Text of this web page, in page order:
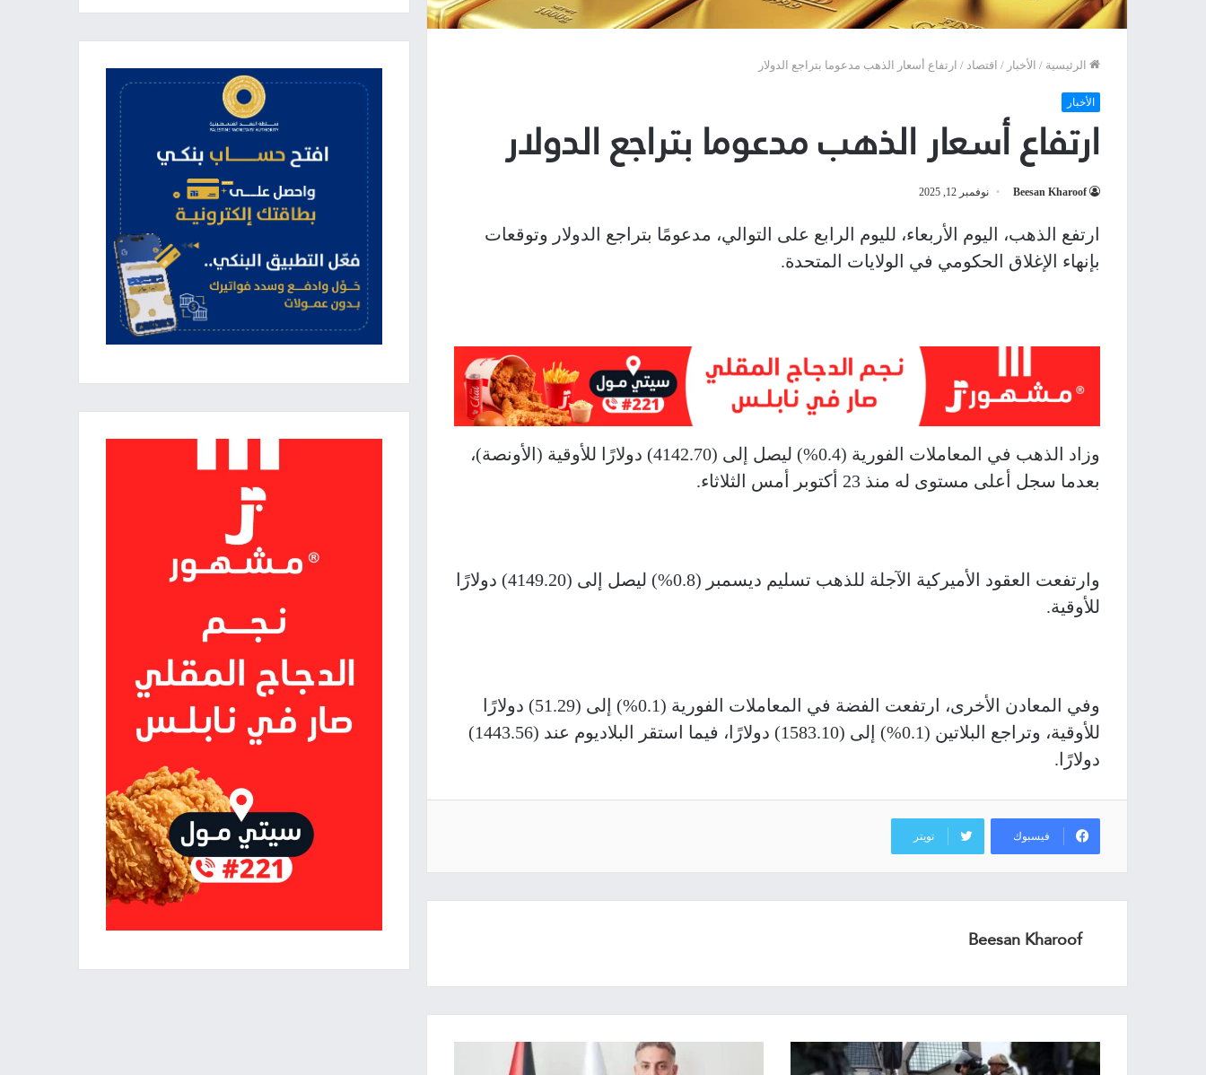
الرئيسية / الأخبار / اقتصاد / ارتفاع أسعار الذهب مدعوما بتراجع الدولار
الأخبار
ارتفاع أسعار الذهب مدعوما بتراجع الدولار
Beesan Kharoof نوفمبر 12, 2025
ارتفع الذهب، اليوم الأربعاء، لليوم الرابع على التوالي، مدعومًا بتراجع الدولار وتوقعات
بإنهاء الإغلاق الحكومي في الولايات المتحدة.
وزاد الذهب في المعاملات الفورية (0.4%) ليصل إلى (4142.70) دولارًا للأوقية (الأونصة)،
بعدما سجل أعلى مستوى له منذ 23 أكتوبر أمس الثلاثاء.
وارتفعت العقود الأميركية الآجلة للذهب تسليم ديسمبر (0.8%) ليصل إلى (4149.20) دولارًا
للأوقية.
وفي المعادن الأخرى، ارتفعت الفضة في المعاملات الفورية (0.1%) إلى (51.29) دولارًا
للأوقية، وتراجع البلاتين (0.1%) إلى (1583.10) دولارًا، فيما استقر البلاديوم عند (1443.56)
دولارًا.
فيسبوك تويتر
Beesan Kharoof